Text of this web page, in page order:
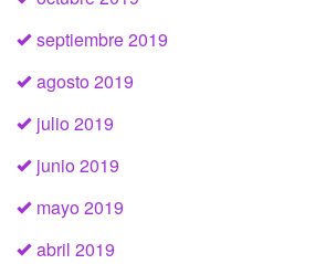
septiembre 2019
agosto 2019
julio 2019
junio 2019
mayo 2019
abril 2019